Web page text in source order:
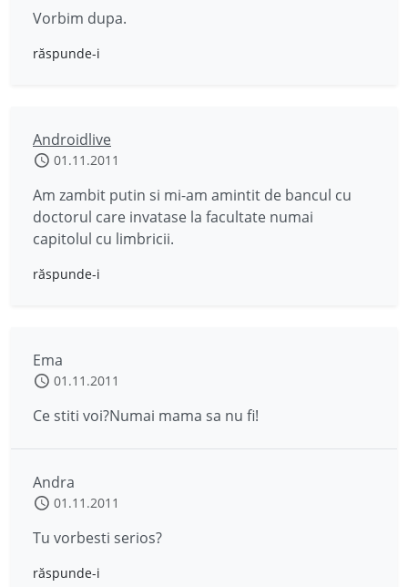
Vorbim dupa.
răspunde-i
Androidlive
01.11.2011
Am zambit putin si mi-am amintit de bancul cu
doctorul care invatase la facultate numai
capitolul cu limbricii.
răspunde-i
Ema
01.11.2011
Ce stiti voi?Numai mama sa nu fi!
Andra
01.11.2011
Tu vorbesti serios?
răspunde-i